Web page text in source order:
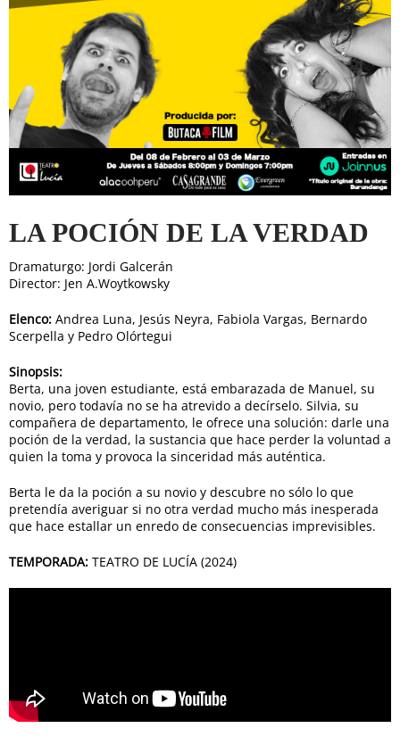
LA POCIÓN DE LA VERDAD
Dramaturgo: Jordi Galcerán
Director: Jen A.Woytkowsky
Elenco: Andrea Luna, Jesús Neyra, Fabiola Vargas, Bernardo
Scerpella y Pedro Olórtegui
Sinopsis:
Berta, una joven estudiante, está embarazada de Manuel, su
novio, pero todavía no se ha atrevido a decírselo. Silvia, su
compañera de departamento, le ofrece una solución: darle una
poción de la verdad, la sustancia que hace perder la voluntad a
quien la toma y provoca la sinceridad más auténtica.
Berta le da la poción a su novio y descubre no sólo lo que
pretendía averiguar si no otra verdad mucho más inesperada
que hace estallar un enredo de consecuencias imprevisibles.
TEMPORADA: TEATRO DE LUCÍA (2024)